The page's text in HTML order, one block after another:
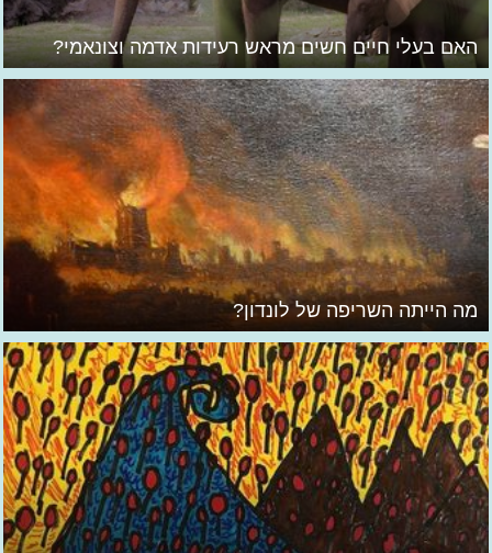
האם בעלי חיים חשים מראש רעידות אדמה וצונאמי?
מה הייתה השריפה של לונדון?